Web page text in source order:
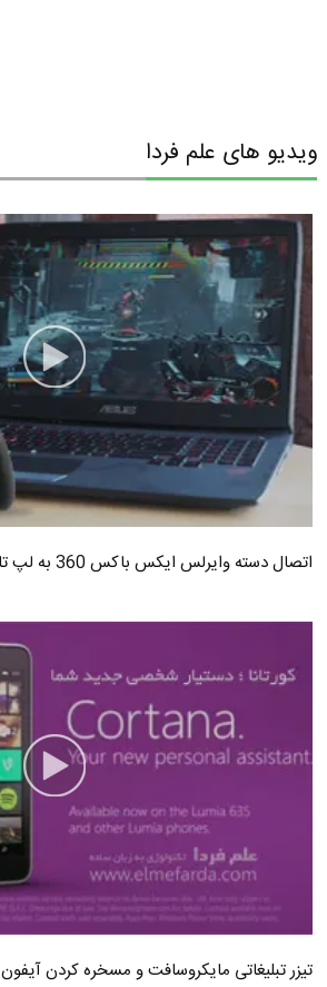
ویدیو های علم فردا
اتصال دسته وایرلس ایکس باکس 360 به لپ تاپ
تیزر تبلیغاتی مایکروسافت و مسخره کردن آیفون 6